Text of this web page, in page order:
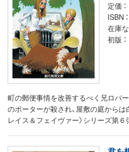
定価
ISBN
在庫
初版
町の郵便事情を改善するべく兄ロバ
のポーターが殺され、屋敷の庭からは
レイス＆フェイヴァー〉シリーズ第６